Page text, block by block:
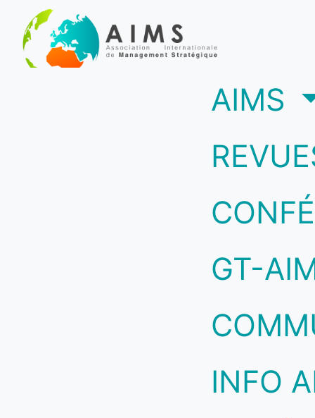
AIMS
GT-
INFO